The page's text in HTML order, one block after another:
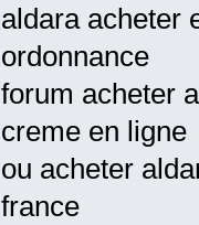
aldara acheter
ordonnance
forum acheter
creme en ligne
ou acheter
france